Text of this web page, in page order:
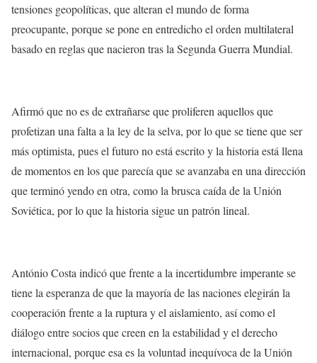
tensiones geopolíticas, que alteran el mundo de forma
preocupante, porque se pone en entredicho el orden multilateral
basado en reglas que nacieron tras la Segunda Guerra Mundial.
Afirmó que no es de extrañarse que proliferen aquellos que
profetizan una falta a la ley de la selva, por lo que se tiene que ser
más optimista, pues el futuro no está escrito y la historia está llena
de momentos en los que parecía que se avanzaba en una dirección
que terminó yendo en otra, como la brusca caída de la Unión
Soviética, por lo que la historia sigue un patrón lineal.
António Costa indicó que frente a la incertidumbre imperante se
tiene la esperanza de que la mayoría de las naciones elegirán la
cooperación frente a la ruptura y el aislamiento, así como el
diálogo entre socios que creen en la estabilidad y el derecho
internacional, porque esa es la voluntad inequívoca de la Unión